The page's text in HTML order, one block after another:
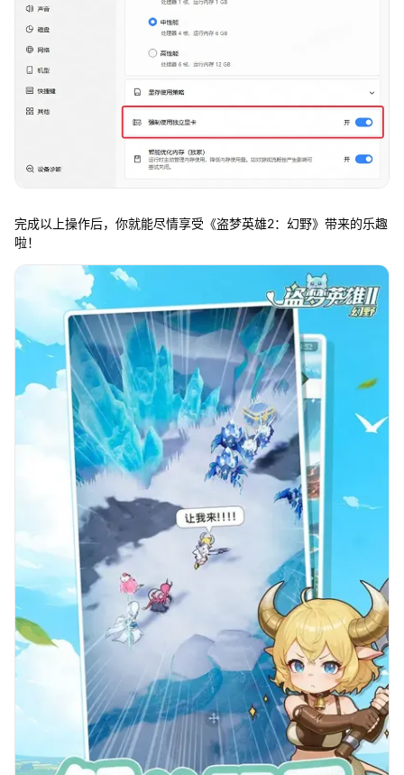
完成以上操作后，你就能尽情享受《盗梦英雄2：幻野》带来的乐趣
啦！